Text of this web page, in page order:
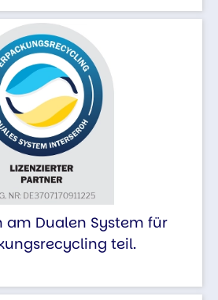
am Dualen System für
teil.